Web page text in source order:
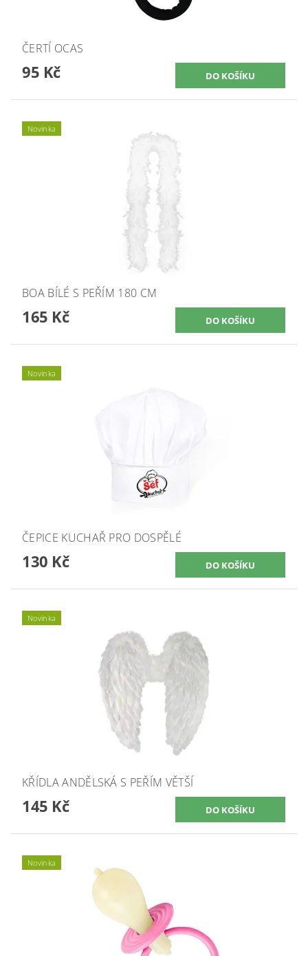
ČERTÍ OCAS
95 Kč
Novinka
BOA BÍLÉ S PEŘÍM 180 CM
165 Kč
Novinka
ČEPICE KUCHAŘ PRO DOSPĚLÉ
130 Kč
Novinka
KŘÍDLA ANDĚLSKÁ S PEŘÍM VĚTŠÍ
145 Kč
Novinka